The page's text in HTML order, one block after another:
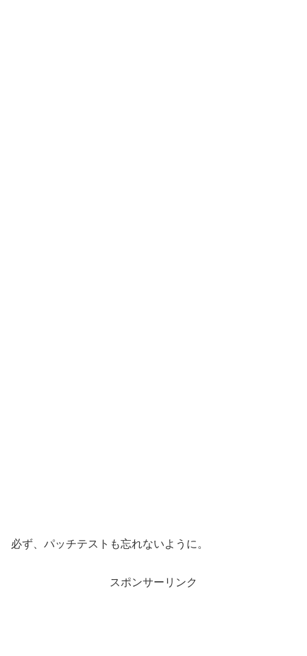
必ず、パッチテストも忘れないように。
スポンサーリンク